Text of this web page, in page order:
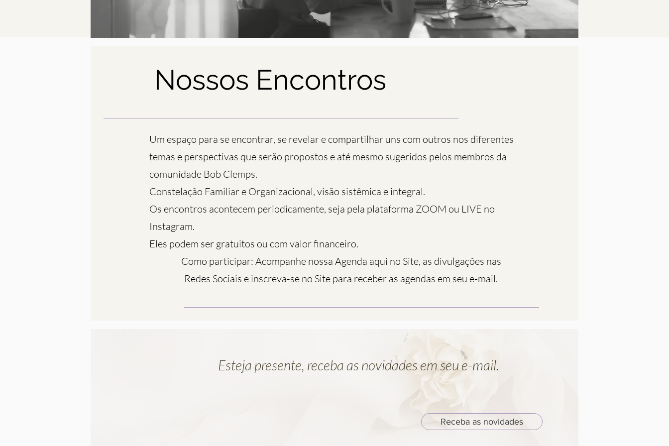
Nossos Encontros
Um espaço para se encontrar, se revelar e compartilhar uns com outros nos diferentes
temas e perspectivas que serão propostos e até mesmo sugeridos pelos membros da
comunidade Bob Clemps.
Constelação Familiar e Organizacional, visão sistêmica e integral.
Os encontros acontecem periodicamente, seja pela plataforma ZOOM ou LIVE no
Instagram.
Eles podem ser gratuitos ou com valor financeiro.
Como participar: Acompanhe nossa Agenda aqui no Site, as divulgações nas
Redes Sociais e inscreva-se no Site para receber as agendas em seu e-mail.
Esteja presente, receba as novidades em seu e-mail.
Receba as novidades